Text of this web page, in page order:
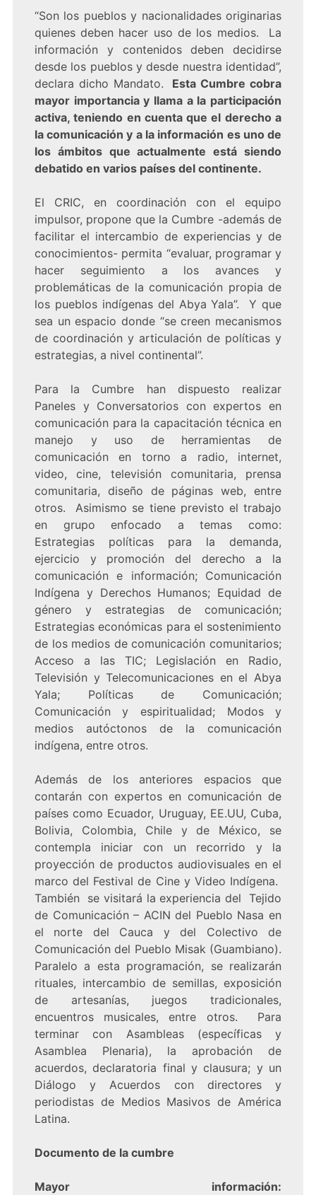
“Son los pueblos y nacionalidades originarias
quienes deben hacer uso de los medios. La
información y contenidos deben decidirse
desde los pueblos y desde nuestra identidad”,
declara dicho Mandato.
Esta Cumbre cobra
mayor importancia y llama a la participación
activa, teniendo en cuenta que el derecho a
la comunicación y a la información es uno de
los ámbitos que actualmente está siendo
debatido en varios países del continente.
El CRIC, en coordinación con el equipo
impulsor, propone que la Cumbre -además de
facilitar el intercambio de experiencias y de
conocimientos- permita “evaluar, programar y
hacer seguimiento a los avances y
problemáticas de la comunicación propia de
los pueblos indígenas del Abya Yala”. Y que
sea un espacio donde “se creen mecanismos
de coordinación y articulación de políticas y
estrategias, a nivel continental”.
Para la Cumbre han dispuesto realizar
Paneles y Conversatorios con expertos en
comunicación para la capacitación técnica en
manejo y uso de herramientas de
comunicación en torno a radio, internet,
video, cine, televisión comunitaria, prensa
comunitaria, diseño de páginas web, entre
otros. Asimismo se tiene previsto el trabajo
en grupo enfocado a temas como:
Estrategias políticas para la demanda,
ejercicio y promoción del derecho a la
comunicación e información; Comunicación
Indígena y Derechos Humanos; Equidad de
género y estrategias de comunicación;
Estrategias económicas para el sostenimiento
de los medios de comunicación comunitarios;
Acceso a las TIC; Legislación en Radio,
Televisión y Telecomunicaciones en el Abya
Yala; Políticas de Comunicación;
Comunicación y espiritualidad; Modos y
medios autóctonos de la comunicación
indígena, entre otros.
Además de los anteriores espacios que
contarán con expertos en comunicación de
países como Ecuador, Uruguay, EE.UU, Cuba,
Bolivia, Colombia, Chile y de México, se
contempla iniciar con un recorrido y la
proyección de productos audiovisuales en el
marco del Festival de Cine y Video Indígena.
También se visitará la experiencia del Tejido
de Comunicación – ACIN del Pueblo Nasa en
el norte del Cauca y del Colectivo de
Comunicación del Pueblo Misak (Guambiano).
Paralelo a esta programación, se realizarán
rituales, intercambio de semillas, exposición
de artesanías, juegos tradicionales,
encuentros musicales, entre otros. Para
terminar con Asambleas (específicas y
Asamblea Plenaria), la aprobación de
acuerdos, declaratoria final y clausura; y un
Diálogo y Acuerdos con directores y
periodistas de Medios Masivos de América
Latina.
Documento de la cumbre
Mayor información: